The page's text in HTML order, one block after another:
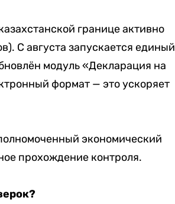
границе активно
С августа запускается единый
модуль «Декларация на
формат — это ускоряет
экономический
прохождение контроля.